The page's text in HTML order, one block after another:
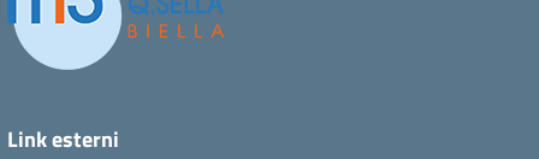
Link esterni